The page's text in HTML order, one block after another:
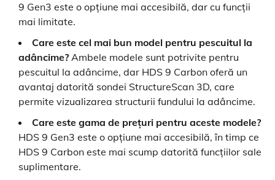
9 Gen3 este o opțiune mai accesibilă, dar cu funcții
mai limitate.
Care este cel mai bun model pentru pescuitul la
adâncime?Ambele modele sunt potrivite pentru
pescuitul la adâncime, dar HDS 9 Carbon oferă un
avantaj datorită sondei StructureScan 3D, care
permite vizualizarea structurii fundului la adâncime.
Care este gama de prețuri pentru aceste modele?
HDS 9 Gen3 este o opțiune mai accesibilă, în timp ce
HDS 9 Carbon este mai scump datorită funcțiilor sale
suplimentare.